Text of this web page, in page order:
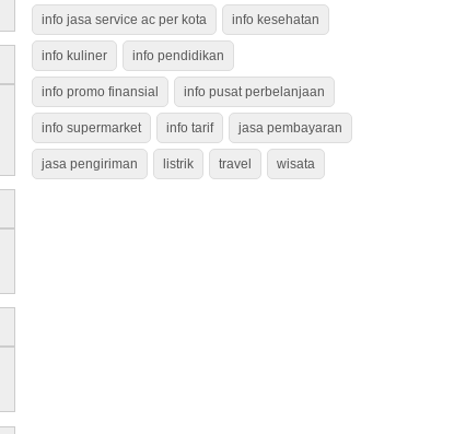
info jasa service ac per kota info kesehatan
info kuliner info pendidikan
info promo finansial info pusat perbelanjaan
info supermarket info tarif jasa pembayaran
jasa pengiriman listrik travel wisata